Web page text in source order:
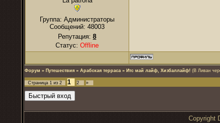
Группа: Администраторы
Сообщений: 48003
Репутация: 8
Статус: Offline
Форум » Путешествия » Арабская терраса » Итс май лайф, Хизбаллайф! (В Ливан
Страница 1 из 2 1 2 »
Copyright